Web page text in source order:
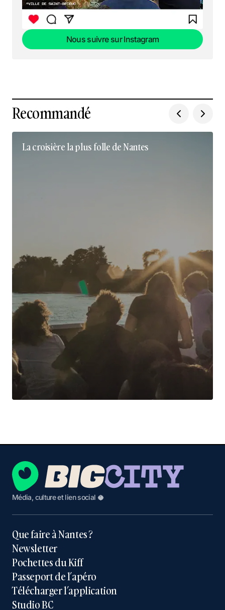
Nous suivre sur Instagram
Recommandé
La croisière la plus folle de Nantes
Média, culture et lien social 🥥
Que faire à Nantes ?
Newsletter
Pochettes du Kiff
Passeport de l’apéro
Télécharger l’application
Studio BC